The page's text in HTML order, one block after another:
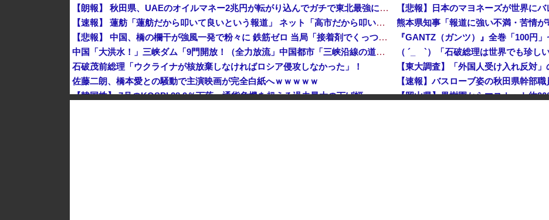
【朗報】 秋田県、UAEのオイルマネー2兆円が転がり込んでガチで東北最強になるぞｗｗｗｗｗｗｗ
【速報】 蓮舫「蓮舫だから叩いて良いという報道」 ネット「高市だから叩いて良いをやってるのがお前だろ」
【悲報】 中国、橋の欄干が強風一発で粉々に 鉄筋ゼロ 当局「接着剤でくっつけただけ」「正常で、品質問題はない」
中国「大洪水！」三峡ダム「9門開放！（全力放流」中国都市「三峡沿線の道路水没」中国政府「高速道路封鎖！」中国ダム「緊急放流に合わせて開門（土砂崩れ発生」→
石破茂前総理「ウクライナが核放棄しなければロシア侵攻しなかった」！
佐藤二朗、橋本愛との騒動で主演映画が完全白紙へｗｗｗｗｗ
【韓国株】 7月のKOSPI 28.9％下落…通貨危機を超える過去最大の下げ幅
【悲報】日本のマヨネーズが世界にバ